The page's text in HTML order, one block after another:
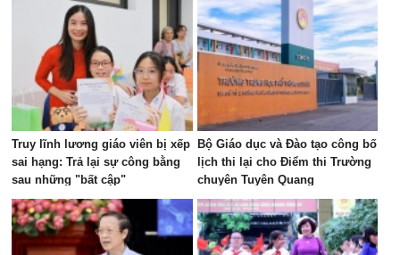
Truy lĩnh lương giáo viên bị xếp
sai hạng: Trả lại sự công bằng
sau những "bất cập"
Bộ Giáo dục và Đào tạo công bố
lịch thi lại cho Điểm thi Trường
chuyên Tuyên Quang